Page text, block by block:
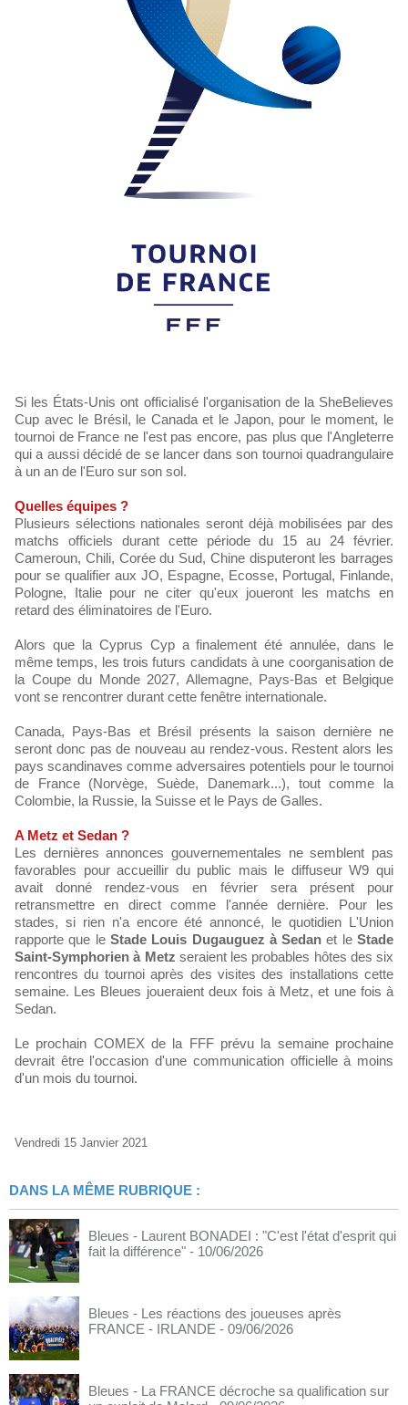
Si les États-Unis ont officialisé l'organisation de la SheBelieves
Cup avec le Brésil, le Canada et le Japon, pour le moment, le
tournoi de France ne l'est pas encore, pas plus que l'Angleterre
qui a aussi décidé de se lancer dans son tournoi quadrangulaire
à un an de l'Euro sur son sol.
Quelles équipes ?
Plusieurs sélections nationales seront déjà mobilisées par des
matchs officiels durant cette période du 15 au 24 février.
Cameroun, Chili, Corée du Sud, Chine disputeront les barrages
pour se qualifier aux JO, Espagne, Ecosse, Portugal, Finlande,
Pologne, Italie pour ne citer qu'eux joueront les matchs en
retard des éliminatoires de l'Euro.
Alors que la Cyprus Cyp a finalement été annulée, dans le
même temps, les trois futurs candidats à une coorganisation de
la Coupe du Monde 2027, Allemagne, Pays-Bas et Belgique
vont se rencontrer durant cette fenêtre internationale.
Canada, Pays-Bas et Brésil présents la saison dernière ne
seront donc pas de nouveau au rendez-vous. Restent alors les
pays scandinaves comme adversaires potentiels pour le tournoi
de France (Norvège, Suède, Danemark...), tout comme la
Colombie, la Russie, la Suisse et le Pays de Galles.
A Metz et Sedan ?
Les dernières annonces gouvernementales ne semblent pas
favorables pour accueillir du public mais le diffuseur W9 qui
avait donné rendez-vous en février sera présent pour
retransmettre en direct comme l'année dernière. Pour les
stades, si rien n'a encore été annoncé, le quotidien L'Union
rapporte que le Stade Louis Dugauguez à Sedan et leStade
Saint-Symphorien à Metz seraient les probables hôtes des six
rencontres du tournoi après des visites des installations cette
semaine. Les Bleues joueraient deux fois à Metz, et une fois à
Sedan.
Le prochain COMEX de la FFF prévu la semaine prochaine
devrait être l'occasion d'une communication officielle à moins
d'un mois du tournoi.
Vendredi 15 Janvier 2021
DANS LA MÊME RUBRIQUE :
Bleues - Laurent BONADEI : "C'est l'état d'esprit qui
fait la différence" - 10/06/2026
Bleues - Les réactions des joueuses après
FRANCE - IRLANDE - 09/06/2026
Bleues - La FRANCE décroche sa qualification sur